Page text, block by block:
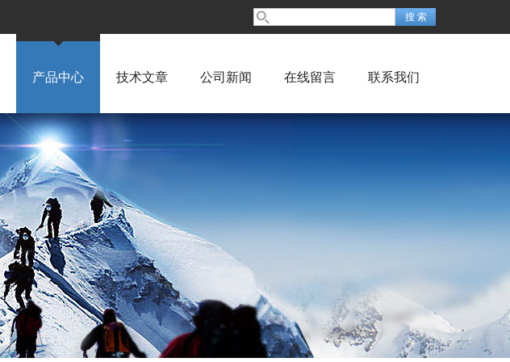
产品中心 技术文章 公司新闻 在线留言 联系我们